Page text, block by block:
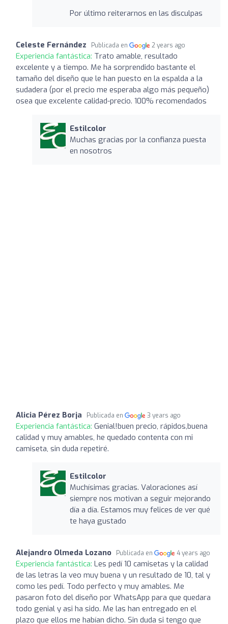
Por último reiterarnos en las disculpas
Celeste Fernández Publicada en 2 years ago
Experiencia fantástica: Trato amable, resultado
excelente y a tiempo. Me ha sorprendido bastante el
tamaño del diseño que le han puesto en la espalda a la
sudadera (por el precio me esperaba algo más pequeño)
osea que excelente calidad-precio. 100% recomendados
Estilcolor
Muchas gracias por la confianza puesta
en nosotros
Alicia Pérez Borja Publicada en 3 years ago
Experiencia fantástica: Genial!buen precio, rápidos,buena
calidad y muy amables, he quedado contenta con mi
camiseta, sin duda repetiré.
Estilcolor
Muchísimas gracias. Valoraciones así
siempre nos motivan a seguir mejorando
día a día. Estamos muy felices de ver qué
te haya gustado
Alejandro Olmeda Lozano Publicada en 4 years ago
Experiencia fantástica: Les pedí 10 camisetas y la calidad
de las letras la veo muy buena y un resultado de 10, tal y
como les pedí. Todo perfecto y muy amables. Me
pasaron foto del diseño por WhatsApp para que quedara
todo genial y asi ha sido. Me las han entregado en el
plazo que ellos me habían dicho. Sin duda si tengo que